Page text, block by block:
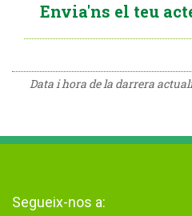
Envia'ns el teu
Data i hora de la darrera
Segueix-nos a: